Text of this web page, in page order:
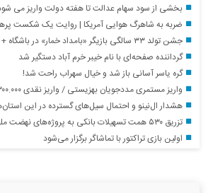
بخشی از سود سهام عدالت تا هفته دولت واریز می
ضربه به شاهرگ هوایی آمریکا | روایت یک شکست
جشن تولد ۳۳ سالگی بازیگر «بامداد خمار» در باشگاه + عکس
گرداننده صفحه‌ای با نام خیبر خرم آباد دستگیر شد
گره یاسر آسانی باز شد و خیال سهراب راحت شد!
واریز مستمری مددجویان بهزیستی / واریز نقدی ۶.۳۰۰.۰۰۰ تومانی به حساب مددجویان از امشب
هشدار ال‌نینو و احتمال سیل‌های گسترده در این
تزریق ۵۳۰ همت تسهیلات بانکی به پروژه‌های نهضت ملی مسکن/ پرداخت تسهیلات ۲۰۰ میلیون تومانی به پروژه‌های بالای ۸۵ درصد + فیلم
اولین بازی تراکتور با تماشاگر برگزار می‌شود